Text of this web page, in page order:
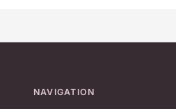
NAVIGATION